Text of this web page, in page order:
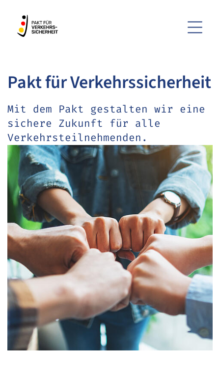
ZUM HAUPTINHALT SPRINGEN
Menü
Pakt für Verkehrs­sicherheit
Mit dem Pakt gestalten wir eine
sichere Zukunft für alle
Verkehrsteilnehmenden.